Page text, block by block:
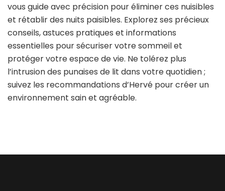
vous guide avec précision pour éliminer ces nuisibles
et rétablir des nuits paisibles. Explorez ses précieux
conseils, astuces pratiques et informations
essentielles pour sécuriser votre sommeil et
protéger votre espace de vie. Ne tolérez plus
l’intrusion des punaises de lit dans votre quotidien ;
suivez les recommandations d’Hervé pour créer un
environnement sain et agréable.